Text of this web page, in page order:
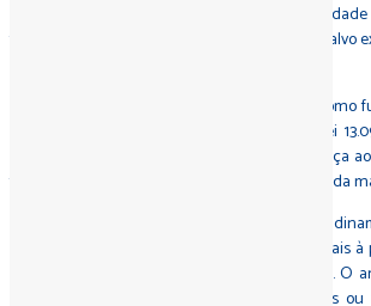
"A superveniência de ordem de
títulos, ainda que anteriormente prenotados, salvo
A concentração dos atos na matrícula tem
dispositivos contidos nos arts. 54 a 58 da lei
especificamente o instituto, trazendo segurança
fé pela inoponibilidade de atos não constantes da
O comando contido no art. 54 busca a
comercial imobiliária, sujeitando os direitos reais
registro ou averbação na matrícula do imóvel. O
Brasileiro dispõe que os imóveis constituídos